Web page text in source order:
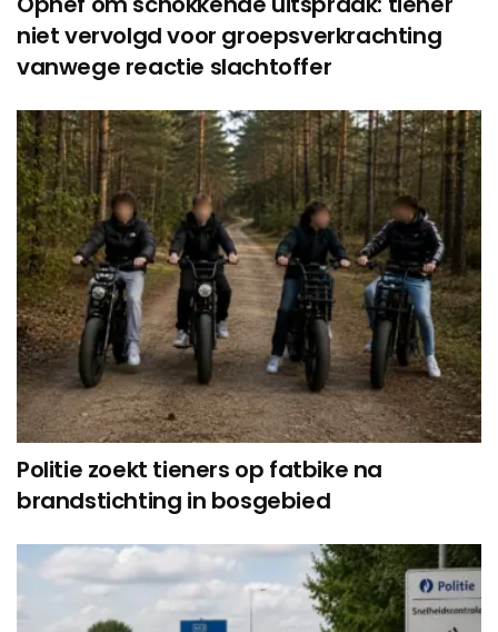
niet vervolgd voor groepsverkrachting
vanwege reactie slachtoffer
Politie zoekt tieners op fatbike na
brandstichting in bosgebied